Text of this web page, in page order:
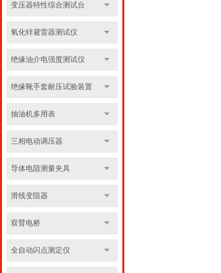
变压器特性综合测试台
氧化锌避雷器测试仪
绝缘油介电强度测试仪
绝缘靴手套耐压试验装置
抽油机多用表
三相电动调压器
导体电阻测量夹具
滑线变阻器
双臂电桥
全自动闪点测定仪